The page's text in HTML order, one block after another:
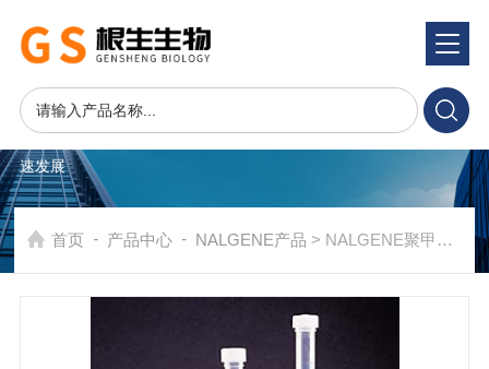
产品系统 PRODUCTS SYSTEM
速发展
首页 - 产品中心 - NALGENE产品 > NALGENE聚甲基戊烯容量瓶4001-0250